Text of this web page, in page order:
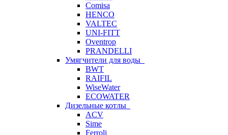
Comisa
HENCO
VALTEC
UNI-FITT
Oventrop
PRANDELLI
Умягчители для воды
BWT
RAIFIL
WiseWater
ECOWATER
Дизельные котлы
ACV
Sime
Ferroli